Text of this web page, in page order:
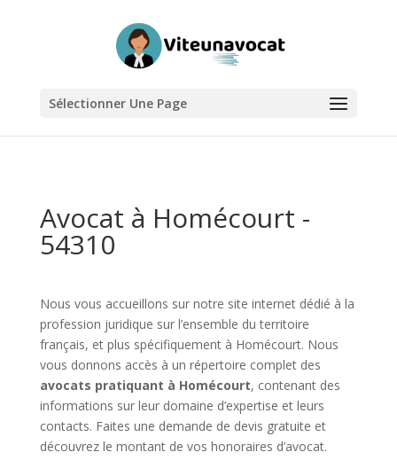
Sélectionner Une Page
Avocat à Homécourt -
54310
Nous vous accueillons sur notre site internet dédié à la
profession juridique sur l’ensemble du territoire
français, et plus spécifiquement à Homécourt. Nous
vous donnons accès à un répertoire complet des
avocats pratiquant à Homécourt, contenant des
informations sur leur domaine d’expertise et leurs
contacts. Faites une demande de devis gratuite et
découvrez le montant de vos honoraires d’avocat.